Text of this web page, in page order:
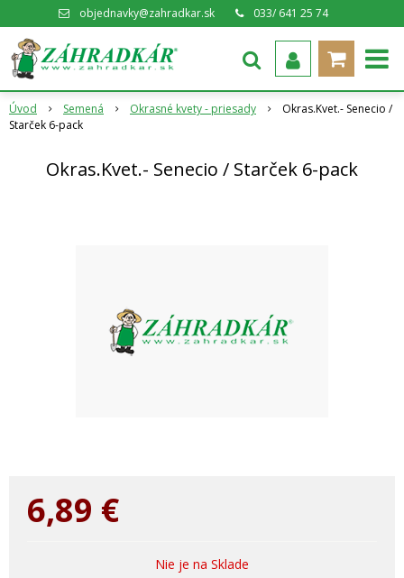
objednavky@zahradkar.sk 033/ 641 25 74
Úvod Semená Okrasné kvety - priesady
Okras.Kvet.- Senecio /
Starček 6-pack
Okras.Kvet.- Senecio / Starček 6-pack
6,89 €
Nie je na Sklade